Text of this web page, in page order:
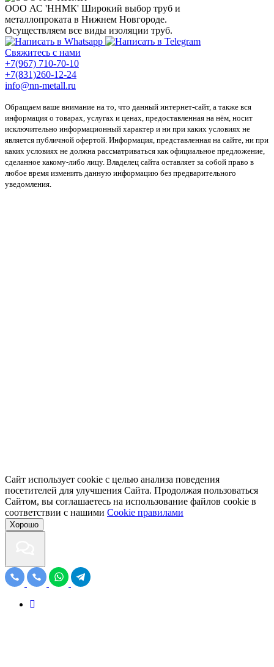
ООО АС 'ННМК' Широкий выбор труб и
металлопроката в Нижнем Новгороде.
Осуществляем все виды изоляции труб.
Свяжитесь с нами
+7(967) 710-70-10
+7(831)260-12-24
info@nn-metall.ru
Обращаем ваше внимание на то, что данный интернет-сайт, а также вся
информация о товарах, услугах и ценах, предоставленная на нём, носит
исключительно информационный характер и ни при каких условиях не
является публичной офертой. Информация, представленная на сайте, ни при
каких условиях не должна рассматриваться как официальное предложение,
сделанное какому-либо лицу. Владелец сайта оставляет за собой право в
любое время изменить данную информацию без предварительного
уведомления.
Сайт использует cookie с целью анализа поведения
посетителей для улучшения Сайта. Продолжая пользоваться
Сайтом, вы соглашаетесь на использование файлов cookie в
соответствии с нашими Cookiе правилами
Хорошо